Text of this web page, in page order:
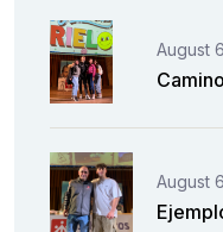
August
August